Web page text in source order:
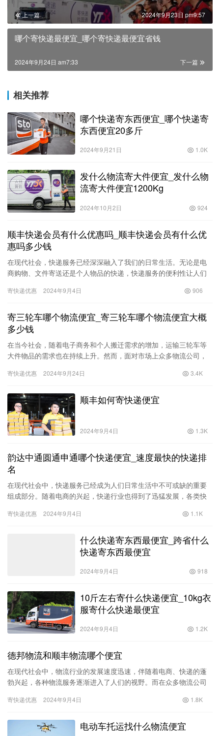
上一篇 2024年9月23日 pm9:57
哪个寄快递最便宜_哪个寄快递最便宜省钱
下一篇
2024年9月24日 am7:33
相关推荐
哪个快递寄东西便宜_哪个快递寄
东西便宜20多斤
2024年9月21日 1.0K
发什么物流寄大件便宜_发什么物
流寄大件便宜1200Kg
2024年10月2日 924
顺丰快递会员有什么优惠吗_顺丰快递会员有什么优
惠吗多少钱
在现代社会，快递服务已经深深融入了我们的日常生活。无论是电
商购物、文件寄送还是个人物品的快递，快递服务的便利性让人们
效、快捷…
寄快递优惠 2024年9月4日 906
寄三轮车哪个物流便宜_寄三轮车哪个物流便宜大概
多少钱
在当今社会，随着电子商务和个人搬迁需求的增加，运输三轮车等
大件物品的需求也在持续上升。然而，面对市场上众多物流公司，
入…
寄快递优惠 2024年9月24日 3.4K
顺丰如何寄快递便宜
2024年9月4日 1.3K
韵达中通圆通申通哪个快递便宜_速度最快的快递排
名
在现代社会中，快递服务已经成为人们日常生活中不可或缺的重要
组成部分。随着电商的兴起，快递行业也得到了迅猛发展，各类快
通和申…
寄快递优惠 2024年9月4日 1.1K
什么快递寄东西最便宜_跨省什么
快递寄东西最便宜
2024年9月4日 918
10斤左右寄什么快递便宜_10kg衣
服寄什么快递最便宜
2024年9月4日 1.2K
德邦物流和顺丰物流哪个便宜
在现代社会中，物流行业的发展速度迅速，伴随着电商、快递的蓬
勃兴起，各种物流服务逐渐进入了人们的视野。而在众多物流公司
选择物…
寄快递优惠 2024年9月4日 1.8K
电动车托运找什么物流便宜